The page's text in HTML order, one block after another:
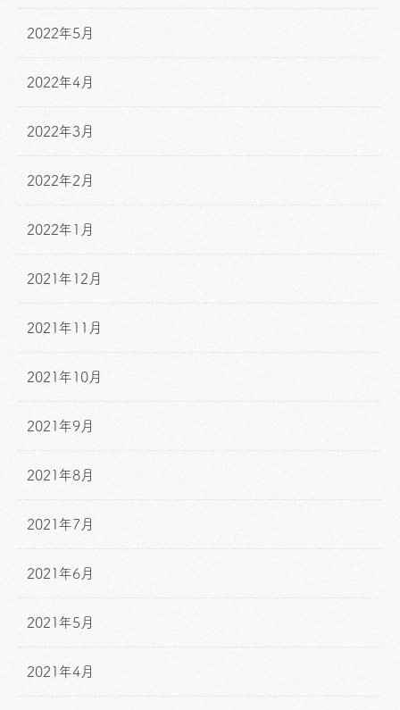
2022年5月
2022年4月
2022年3月
2022年2月
2022年1月
2021年12月
2021年11月
2021年10月
2021年9月
2021年8月
2021年7月
2021年6月
2021年5月
2021年4月